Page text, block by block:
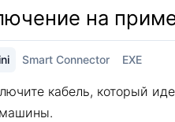
на
Smart Connector EXE
кабель, который